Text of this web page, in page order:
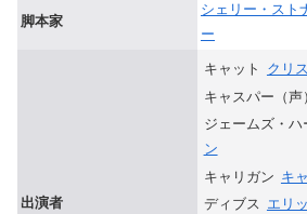
脚本家
シェリー・スト
ー
出演者
キャット
クリ
キャスパー（声
ジェームズ・ハ
ン
キャリガン キ
ディブス エリ